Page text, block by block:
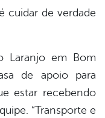
cuidar de verdade
Laranjo em Bom
de apoio para
estar recebendo
“Transporte e